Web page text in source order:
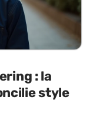
: la
style